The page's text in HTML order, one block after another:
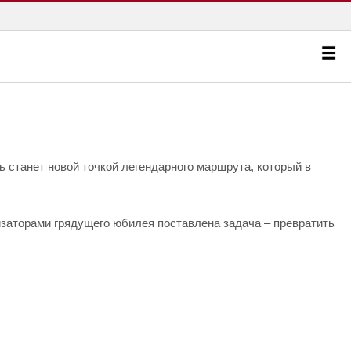
новой точкой легендарного маршрута, который в
грядущего юбилея поставлена задача – превратить